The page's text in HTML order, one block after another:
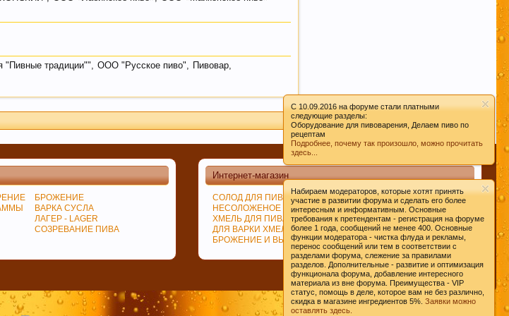
C 10.09.2016 на форуме стали платными
следующие разделы:
Оборудование для пивоварения, Делаем пиво по
рецептам
Подробнее, почему так произошло, можно прочитать
здесь...
Набираем модераторов, которые хотят принять
участие в развитии форума и сделать его более
интересным и информативным. Основные
требования к претендентам - регистрация на форуме
более 1 года, сообщений не менее 400. Основные
функции модератора - чистка флуда и рекламы,
перенос сообщений или тем в соответствии с
разделами форума, слежение за правилами
разделов. Дополнительные - развитие и оптимизация
функционала форума, добавление интересного
материала из вне форума. Преимущества - VIP
статус, помощь в деле, которое вам не без различно,
скидка в магазине ингредиентов 5%. Заявки можно
оставлять здесь.
традиции"", ООО "Русское пиво", Пивовар,
Интернет-магазин
СОЛОД ДЛЯ ПИВОВАРЕНИЯ
НЕСОЛОЖЕНОЕ СЫРЬЁ
ХМЕЛЬ ДЛЯ ПИВА
ДЛЯ ВАРКИ ХМЕЛЯ
ДРОЖЖИ ПИВОВАРЕННЫЕ
СПЕЦИИ
ИЗМЕЛЬЧЕНИЕ СОЛОДА
ВАРКА СУСЛА
БРОЖЕНИЕ И ВЫДЕРЖКА ПИВА
БРОЖЕНИЕ
ВАРКА СУСЛА
ЛАГЕР - LAGER
СОЗРЕВАНИЕ ПИВА
Помощь Главная
Условия и правила